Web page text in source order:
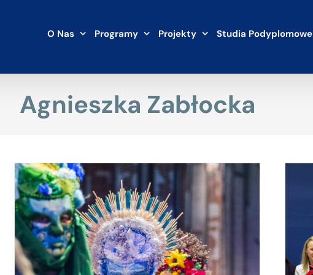
O Nas Programy Projekty Studia Podyplomowe
Agnieszka Zabłocka